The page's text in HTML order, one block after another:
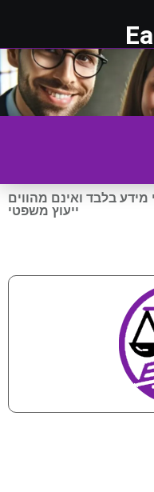
בלבד ואינם מהווים
ייעוץ משפטי